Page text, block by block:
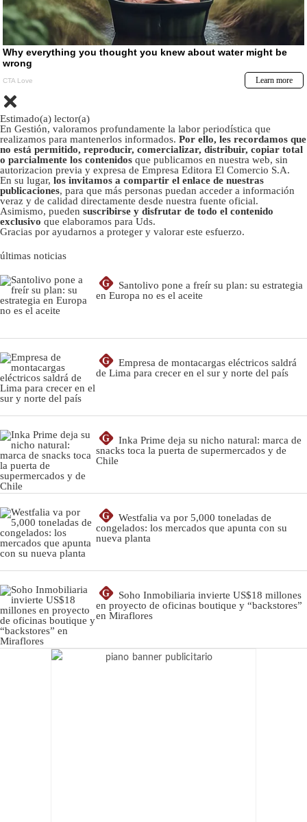
Estimado(a) lector(a)
En Gestión, valoramos profundamente la labor periodística que
realizamos para mantenerlos informados. Por ello, les recordamos que
no está permitido, reproducir, comercializar, distribuir, copiar total
o parcialmente los contenidos que publicamos en nuestra web, sin
autorizacion previa y expresa de Empresa Editora El Comercio S.A.
En su lugar, los invitamos a compartir el enlace de nuestras
publicaciones, para que más personas puedan acceder a información
veraz y de calidad directamente desde nuestra fuente oficial.
Asimismo, pueden suscribirse y disfrutar de todo el contenido
exclusivo que elaboramos para Uds.
Gracias por ayudarnos a proteger y valorar este esfuerzo.
últimas noticias
G
Santolivo pone a freír su plan: su estrategia
en Europa no es el aceite
G
Empresa de montacargas eléctricos saldrá
de Lima para crecer en el sur y norte del país
G
Inka Prime deja su nicho natural: marca de
snacks toca la puerta de supermercados y de
Chile
G
Westfalia va por 5,000 toneladas de
congelados: los mercados que apunta con su
nueva planta
G
Soho Inmobiliaria invierte US$18 millones
en proyecto de oficinas boutique y “backstores”
en Miraflores